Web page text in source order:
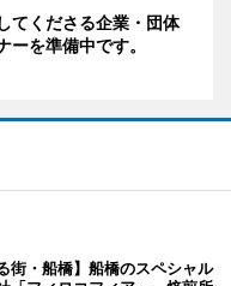
てくださる企業・団体
ーを準備中です。
街・船橋】船橋のスペシャル